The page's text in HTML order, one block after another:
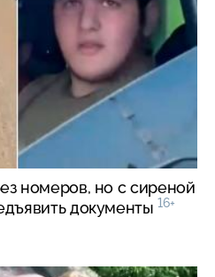
номеров, но с сиреной
документы 16+